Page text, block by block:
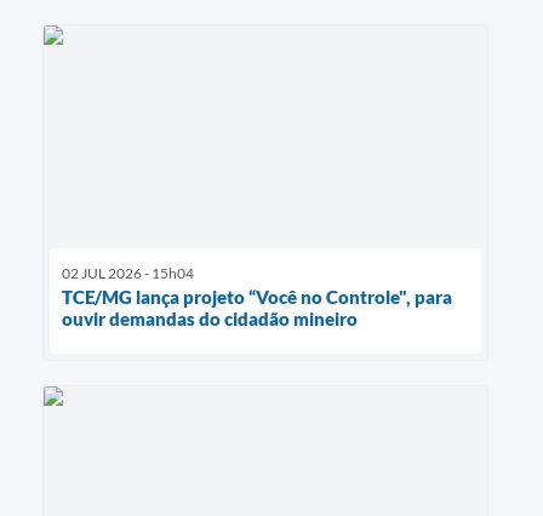
02 JUL 2026 - 15h04
TCE/MG lança projeto “Você no Controle", para
ouvir demandas do cidadão mineiro